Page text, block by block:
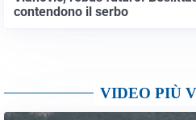
contendono il serbo
VIDEO PIÙ